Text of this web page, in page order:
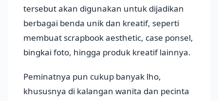
tersebut akan digunakan untuk dijadikan
berbagai benda unik dan kreatif, seperti
membuat scrapbook aesthetic, case ponsel,
bingkai foto, hingga produk kreatif lainnya.
Peminatnya pun cukup banyak lho,
khususnya di kalangan wanita dan pecinta